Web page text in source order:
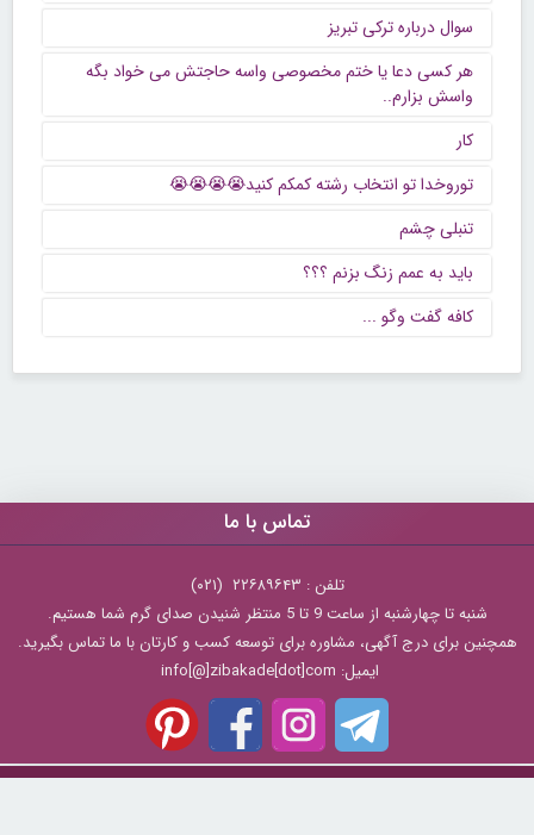
سوال درباره ترکی تبریز
هر کسی دعا یا ختم مخصوصی واسه حاجتش می خواد بگه
واسش بزارم..
کار
توروخدا تو انتخاب رشته کمکم کنید😭😭😭😭
تنبلی چشم
باید به عمم زنگ بزنم ؟؟؟
كافه گفت وگو ...
تماس با ما
تلفن : ۲۲۶۸۹۶۴۳ (۰۲۱)
شنبه تا چهارشنبه از ساعت 9 تا 5 منتظر شنیدن صدای گرم شما هستیم.
همچنین برای درج آگهی، مشاوره برای توسعه کسب و کارتان با ما تماس بگیرید.
ایمیل: info[@]zibakade[dot]com
تمامی حقوق مادی و معنوی سایت محفوظ و متعلق به سايت زیباکده بوده و